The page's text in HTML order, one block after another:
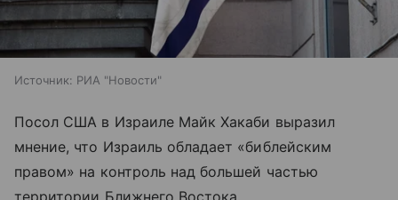
Источник: РИА "Новости"
Посол США в Израиле Майк Хакаби выразил
мнение, что Израиль обладает «библейским
правом» на контроль над большей частью